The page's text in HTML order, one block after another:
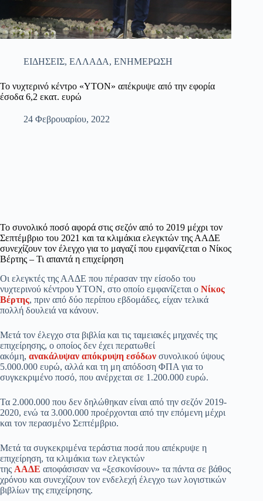
ΕΙΔΗΣΕΙΣ, ΕΛΛΑΔΑ, ΕΝΗΜΕΡΩΣΗ
Το νυχτερινό κέντρο «YTON» απέκρυψε από την εφορία
έσοδα 6,2 εκατ. ευρώ
24 Φεβρουαρίου, 2022
Το συνολικό ποσό αφορά στις σεζόν από το 2019 μέχρι τον
Σεπτέμβριο του 2021 και τα κλιμάκια ελεγκτών της ΑΑΔΕ
συνεχίζουν τον έλεγχο για το μαγαζί που εμφανίζεται ο Νίκος
Βέρτης – Τι απαντά η επιχείρηση
Οι ελεγκτές της ΑΑΔΕ που πέρασαν την είσοδο του
νυχτερινού κέντρου ΥΤΟΝ, στο οποίο εμφανίζεται ο Νίκος
Βέρτης, πριν από δύο περίπου εβδομάδες, είχαν τελικά
πολλή δουλειά να κάνουν.
Μετά τον έλεγχο στα βιβλία και τις ταμειακές μηχανές της
επιχείρησης, ο οποίος δεν έχει περατωθεί
ακόμη, ανακάλυψαν απόκρυψη εσόδων συνολικού ύψους
5.000.000 ευρώ, αλλά και τη μη απόδοση ΦΠΑ για το
συγκεκριμένο ποσό, που ανέρχεται σε 1.200.000 ευρώ.
Τα 2.000.000 που δεν δηλώθηκαν είναι από την σεζόν 2019-
2020, ενώ τα 3.000.000 προέρχονται από την επόμενη μέχρι
και τον περασμένο Σεπτέμβριο.
Μετά τα συγκεκριμένα τεράστια ποσά που απέκρυψε η
επιχείρηση, τα κλιμάκια των ελεγκτών
της ΑΑΔΕ αποφάσισαν να «ξεσκονίσουν» τα πάντα σε βάθος
χρόνου και συνεχίζουν τον ενδελεχή έλεγχο των λογιστικών
βιβλίων της επιχείρησης.